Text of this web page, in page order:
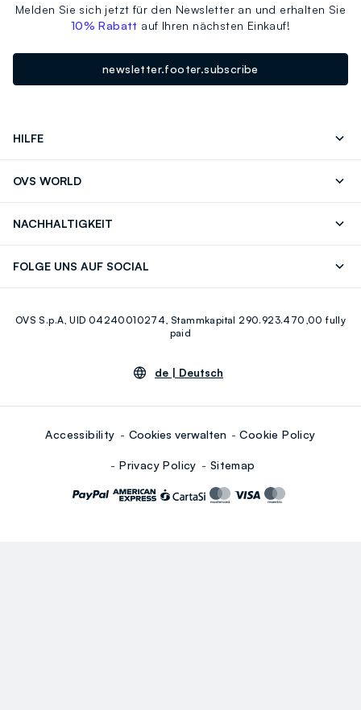
Melden Sie sich jetzt für den Newsletter an und erhalten Sie
10% Rabatt auf Ihren nächsten Einkauf!
newsletter.footer.subscribe
HILFE
Bestellung/Rücksendung
OVS WORLD
NACHHALTIGKEIT
FOLGE UNS AUF SOCIAL
Youtube Linkedin
OVS S.p.A, UID 04240010274, Stammkapital 290.923.470,00 fully
paid
de | Deutsch
Accessibility Cookies verwalten Cookie Policy
Privacy Policy Sitemap